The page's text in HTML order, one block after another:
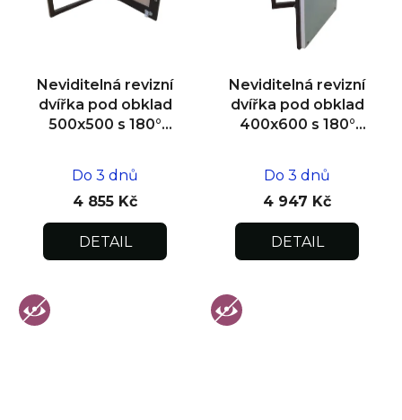
Neviditelná revizní
dvířka pod obklad
500x500 s 180°
Do 3 dnů
4 855 Kč
DETAIL
Neviditelná revizní
dvířka pod obklad
400x600 s 180°
Do 3 dnů
4 947 Kč
DETAIL